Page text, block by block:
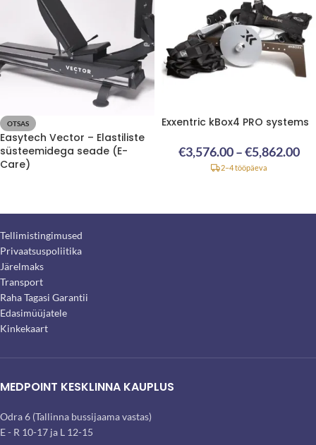
OTSAS
Easytech Vector – Elastiliste
süsteemidega seade (E-
Care)
Exxentric kBox4 PRO systems
€3,576.00 –€5,862.00
2–4 tööpäeva
Tellimistingimused
Privaatsuspoliitika
Järelmaks
Transport
Raha Tagasi Garantii
Edasimüüjatele
Kinkekaart
MEDPOINT KESKLINNA KAUPLUS
Odra 6 (Tallinna bussijaama vastas)
E - R 10-17 ja L 12-15